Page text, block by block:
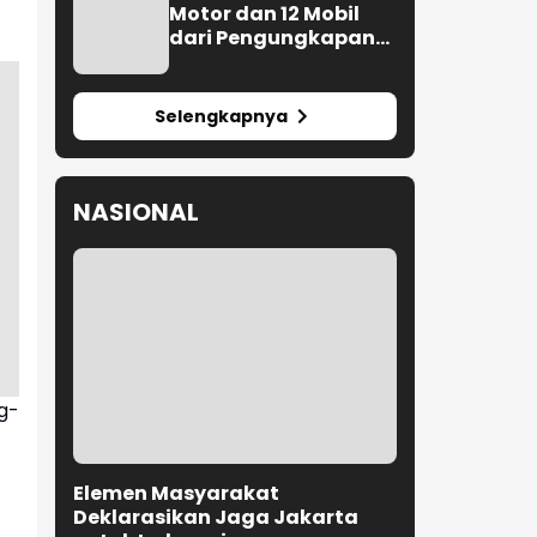
Motor dan 12 Mobil
dari Pengungkapan
Selengkapnya
NASIONAL
Elemen Masyarakat
Deklarasikan Jaga Jakarta